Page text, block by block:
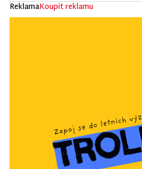
ReklamaKoupit reklamu